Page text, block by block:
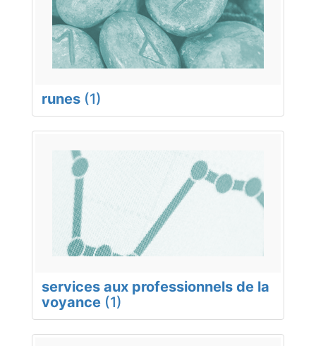
runes (1)
services aux professionnels de la
voyance (1)